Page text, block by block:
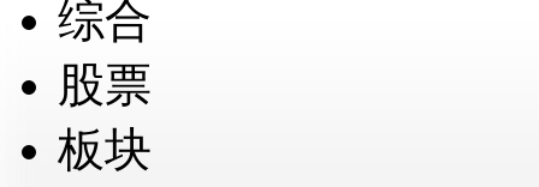
综合
股票
板块